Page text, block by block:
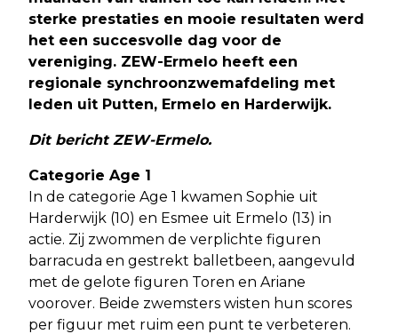
sterke prestaties en mooie resultaten werd
het een succesvolle dag voor de
vereniging. ZEW-Ermelo heeft een
regionale synchroonzwemafdeling met
leden uit Putten, Ermelo en Harderwijk.
Dit bericht ZEW-Ermelo.
Categorie Age 1
In de categorie Age 1 kwamen Sophie uit
Harderwijk (10) en Esmee uit Ermelo (13) in
actie. Zij zwommen de verplichte figuren
barracuda en gestrekt balletbeen, aangevuld
met de gelote figuren Toren en Ariane
voorover. Beide zwemsters wisten hun scores
per figuur met ruim een punt te verbeteren.